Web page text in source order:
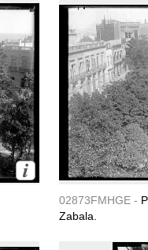
02873FMHGE -
Zabala.